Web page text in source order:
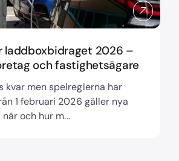
laddboxbidraget 2026 –
och fastighetsägare
kvar men spelreglerna har
1 februari 2026 gäller nya
och hur m...